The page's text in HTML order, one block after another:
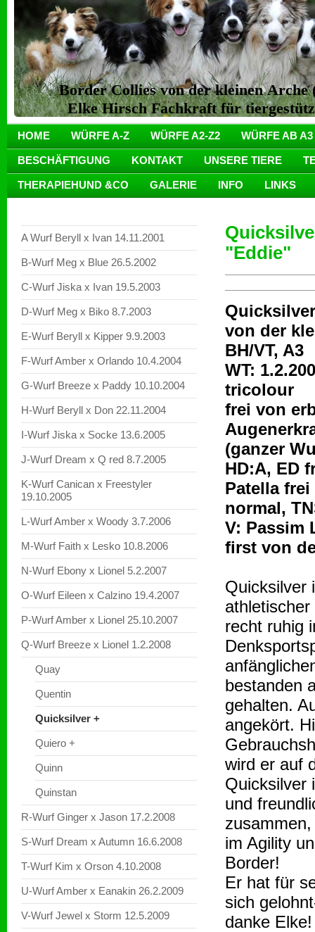
Border Collies von der kleinen
Elke Hirsch Fachkraft für
HOME WÜRFE A-Z WÜRFE A2-Z2 WÜRFE AB A3
BESCHÄFTIGUNG KONTAKT UNSERE TIERE
THERAPIEHUND &CO GALERIE INFO LINKS
A Wurf Beryll x Ivan 14.11.2001
B-Wurf Meg x Blue 26.5.2002
C-Wurf Jiska x Ivan 19.5.2003
D-Wurf Meg x Biko 8.7.2003
E-Wurf Beryll x Kipper 9.9.2003
F-Wurf Amber x Orlando 10.4.2004
G-Wurf Breeze x Paddy 10.10.2004
H-Wurf Beryll x Don 22.11.2004
I-Wurf Jiska x Socke 13.6.2005
J-Wurf Dream x Q red 8.7.2005
K-Wurf Canican x Freestyler
19.10.2005
L-Wurf Amber x Woody 3.7.2006
M-Wurf Faith x Lesko 10.8.2006
N-Wurf Ebony x Lionel 5.2.2007
O-Wurf Eileen x Calzino 19.4.2007
P-Wurf Amber x Lionel 25.10.2007
Q-Wurf Breeze x Lionel 1.2.2008
Quay
Quentin
Quicksilver +
Quiero +
Quinn
Quinstan
R-Wurf Ginger x Jason 17.2.2008
S-Wurf Dream x Autumn 16.6.2008
T-Wurf Kim x Orson 4.10.2008
U-Wurf Amber x Eanakin 26.2.2009
V-Wurf Jewel x Storm 12.5.2009
"Eddie"
von der
BH/VT, A3
WT:
tricolour
frei von
(ganzer
HD:A, ED
Patella
normal,
V: Passim
first von
Quicksilver
recht ruhig
bestanden
gehalten.
angekört.
wird er auf
Quicksilver
und
im Agility
Border!
Er hat für
sich
danke Elke!